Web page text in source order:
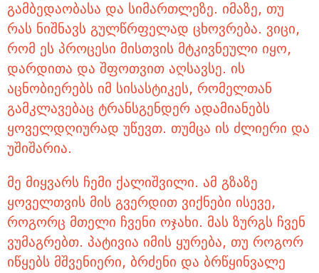
გამბედაობასა და სიმართლეზე. იმაზე, თუ
რას ნიშნავს გულწრფელად ცხოვრება. ვიცი,
რომ ეს პროცესი მისთვის მტკივნეული იყო,
დარდითა და შფოთვით აღსავსე. ის
აცნობიერებს იმ სისასტიკეს, რომელთან
გამკლავებაც ტრანსგენდერ ადამიანებს
ყოველდღიურად უწევთ. თუმცა ის ძლიერი და
უშიშარია.
მე მიყვარს ჩემი ქალიშვილი. ამ გზაზე
ყოველთვის მის გვერდით ვიქნები ისევე,
როგორც მთელი ჩვენი ოჯახი. მას ზურგს ჩვენ
ვუმაგრებთ. პატივია იმის ყურება, თუ როგორ
იწყებს მშვენიერი, ბრძენი და ბრწყინვალე